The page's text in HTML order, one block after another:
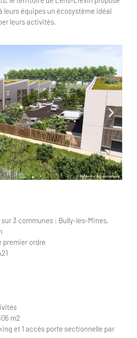
leurs équipes un écosystème idéal
leurs activités.
3 communes : Bully-les-Mines,
premier ordre
m2
et 1 accès porte sectionnelle par